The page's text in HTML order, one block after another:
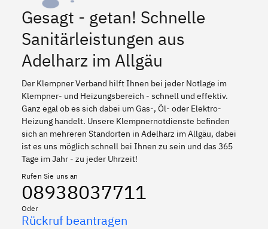
Gesagt - getan! Schnelle
Sanitärleistungen aus
Adelharz im Allgäu
Der Klempner Verband hilft Ihnen bei jeder Notlage im
Klempner- und Heizungsbereich - schnell und effektiv.
Ganz egal ob es sich dabei um Gas-, Öl- oder Elektro-
Heizung handelt. Unsere Klempnernotdienste befinden
sich an mehreren Standorten in Adelharz im Allgäu, dabei
ist es uns möglich schnell bei Ihnen zu sein und das 365
Tage im Jahr - zu jeder Uhrzeit!
Rufen Sie uns an
08938037711
Oder
Rückruf beantragen